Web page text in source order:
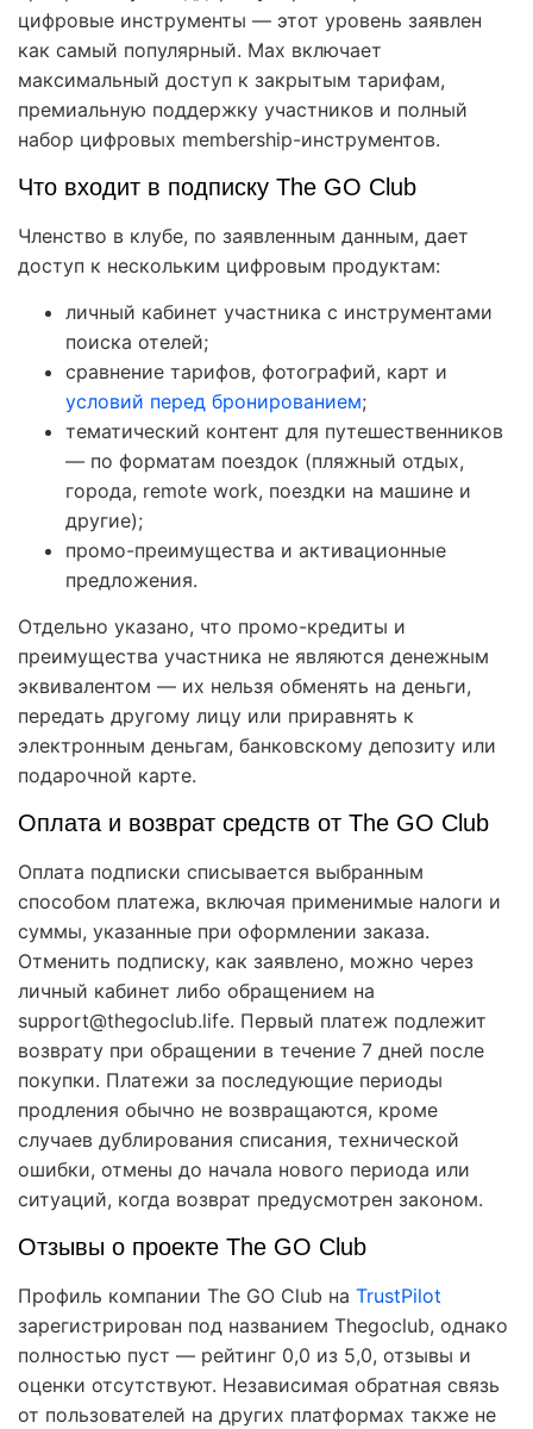
цифровые инструменты — этот уровень заявлен
как самый популярный. Max включает
максимальный доступ к закрытым тарифам,
премиальную поддержку участников и полный
набор цифровых membership-инструментов.
Что входит в подписку The GO Club
Членство в клубе, по заявленным данным, дает
доступ к нескольким цифровым продуктам:
личный кабинет участника с инструментами
поиска отелей;
сравнение тарифов, фотографий, карт и
условий перед бронированием;
тематический контент для путешественников
— по форматам поездок (пляжный отдых,
города, remote work, поездки на машине и
другие);
промо-преимущества и активационные
предложения.
Отдельно указано, что промо-кредиты и
преимущества участника не являются денежным
эквивалентом — их нельзя обменять на деньги,
передать другому лицу или приравнять к
электронным деньгам, банковскому депозиту или
подарочной карте.
Оплата и возврат средств от The GO Club
Оплата подписки списывается выбранным
способом платежа, включая применимые налоги и
суммы, указанные при оформлении заказа.
Отменить подписку, как заявлено, можно через
личный кабинет либо обращением на
support@thegoclub.life. Первый платеж подлежит
возврату при обращении в течение 7 дней после
покупки. Платежи за последующие периоды
продления обычно не возвращаются, кроме
случаев дублирования списания, технической
ошибки, отмены до начала нового периода или
ситуаций, когда возврат предусмотрен законом.
Отзывы о проекте The GO Club
Профиль компании The GO Club на TrustPilot
зарегистрирован под названием Thegoclub, однако
полностью пуст — рейтинг 0,0 из 5,0, отзывы и
оценки отсутствуют. Независимая обратная связь
от пользователей на других платформах также не